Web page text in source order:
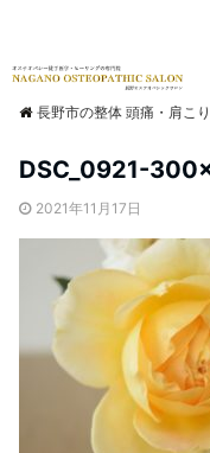
長野市の整体 頭痛・肩こ
DSC_0921-
2021年11月17日